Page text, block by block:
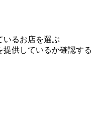
いるお店を選ぶ
供しているか確認する